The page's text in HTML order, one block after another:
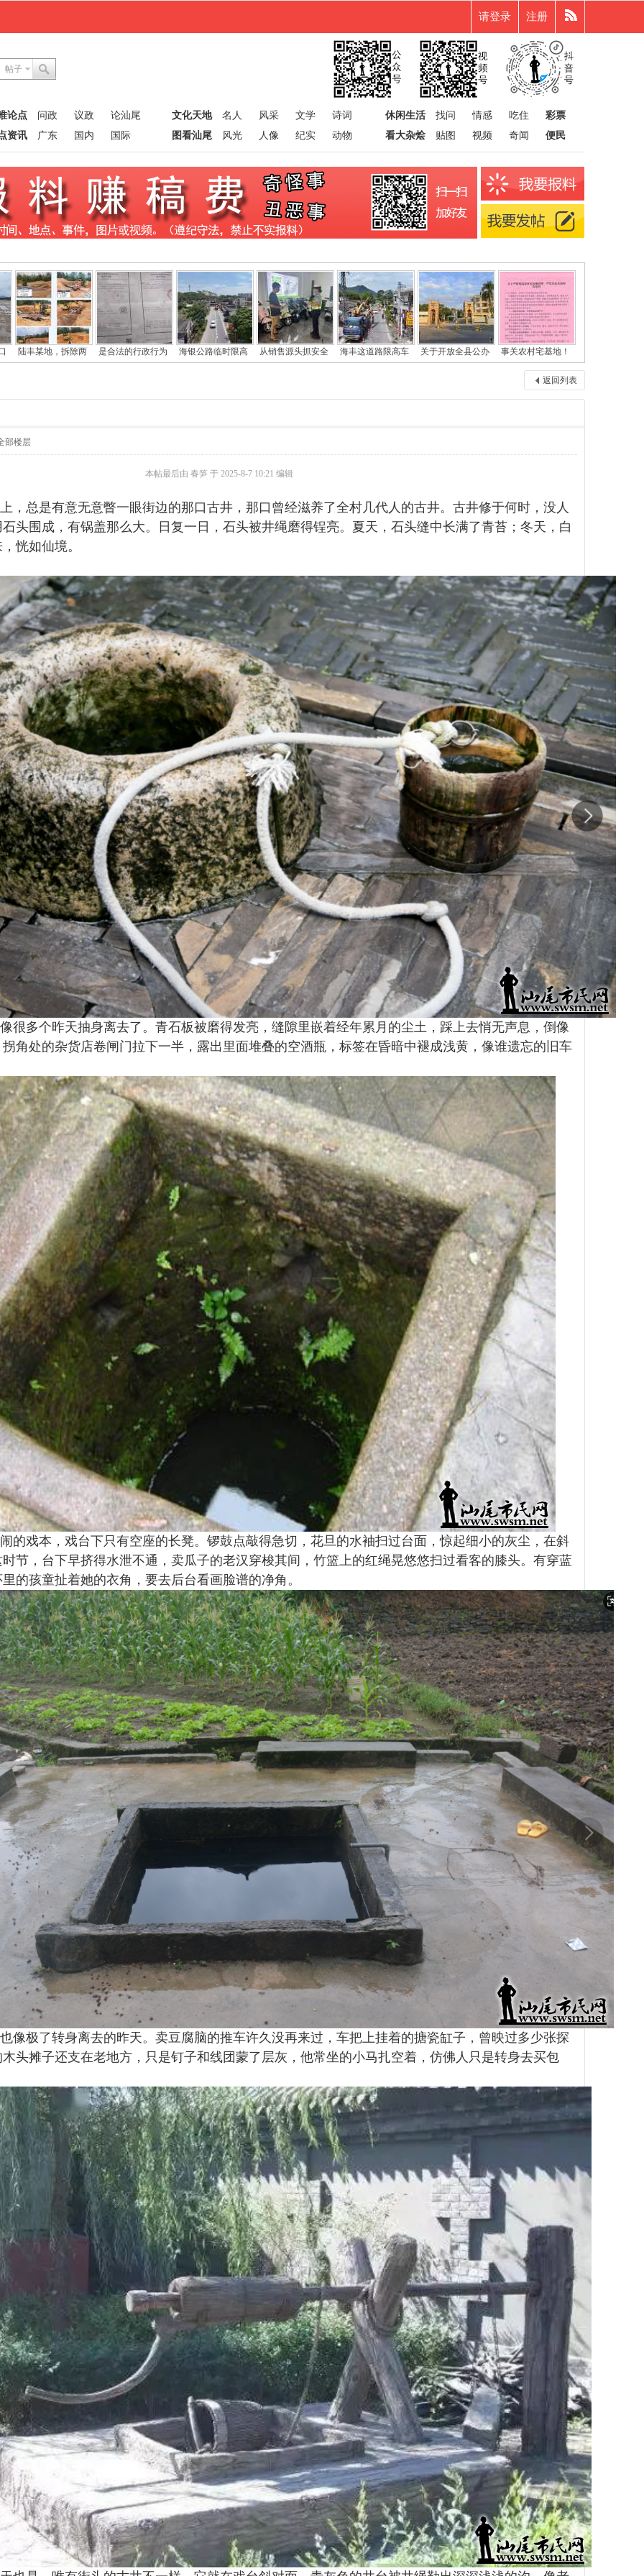
请登录 注册
帖子
论点 问政 议政
论汕尾
资讯
广东 国内 国际
文化天地 名人 风采 文学
诗词
图看汕尾
风光 人像 纪实 动物
休闲生活 找问 情感 吃住
彩票
看大杂烩
贴图 视频 奇闻 便民
陆丰某地，拆除两 是合法的行政行为 海银公路临时限高 从销售源头抓安全 海丰这道路限高车 关于开放全县公办 事关农村宅基地！
返回列表
部楼层
本帖最后由 春笋 于 2025-8-7 10:21 编辑
，总是有意无意瞥一眼街边的那口古井，那口曾经滋养了全村几代人的古井。古井修于何时，没人
头围成，有锅盖那么大。日复一日，石头被井绳磨得锃亮。夏天，石头缝中长满了青苔；冬天，白
恍如仙境。
很多个昨天抽身离去了。青石板被磨得发亮，缝隙里嵌着经年累月的尘土，踩上去悄无声息，倒像
角处的杂货店卷闸门拉下一半，露出里面堆叠的空酒瓶，标签在昏暗中褪成浅黄，像谁遗忘的旧车
的戏本，戏台下只有空座的长凳。锣鼓点敲得急切，花旦的水袖扫过台面，惊起细小的灰尘，在斜
节，台下早挤得水泄不通，卖瓜子的老汉穿梭其间，竹篮上的红绳晃悠悠扫过看客的膝头。有穿蓝
的孩童扯着她的衣角，要去后台看画脸谱的净角。
像极了转身离去的昨天。卖豆腐脑的推车许久没再来过，车把上挂着的搪瓷缸子，曾映过多少张探
头摊子还支在老地方，只是钉子和线团蒙了层灰，他常坐的小马扎空着，仿佛人只是转身去买包